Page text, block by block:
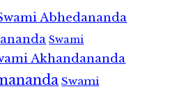
Abhedananda
Swami
Akhandananda
Swami